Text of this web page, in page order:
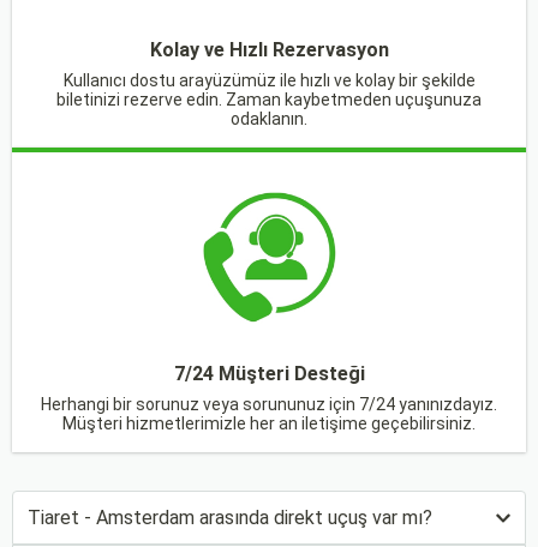
Kolay ve Hızlı Rezervasyon
Kullanıcı dostu arayüzümüz ile hızlı ve kolay bir şekilde
biletinizi rezerve edin. Zaman kaybetmeden uçuşunuza
odaklanın.
7/24 Müşteri Desteği
Herhangi bir sorunuz veya sorununuz için 7/24 yanınızdayız.
Müşteri hizmetlerimizle her an iletişime geçebilirsiniz.
Tiaret - Amsterdam arasında direkt uçuş var mı?